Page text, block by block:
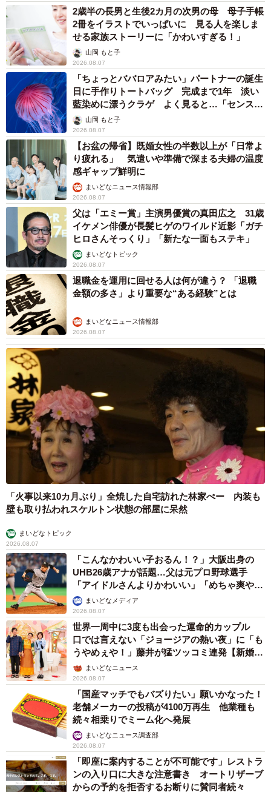
YouTubeチャンネル「ぷらいむの格ゲー挑戦状」を運営し
ている。なおさんの考えに共鳴する方はぜひチェックして
いただきたい。
ぷらいむさん関連情報
Twitterアカウント： https://twitter.com/SF4prime
YouTubeチャンネル「ぷらいむの格ゲー挑戦状」：
https://www.youtube.com/user/primebig
2歳半の長男と生後2カ月の次男の母 母子手帳
2冊をイラストでいっぱいに 見る人を楽しま
せる家族ストーリーに「かわいすぎる！」
山岡 もと子
2026.08.07
「ちょっとババロアみたい」パートナーの誕生
日に手作りトートバッグ 完成まで1年 淡い
藍染めに漂うクラゲ よく見ると…「センスす
ごい」山岡 もと子
2026.08.07
【お盆の帰省】既婚女性の半数以上が「日常よ
り疲れる」 気遣いや準備で深まる夫婦の温度
感ギャップ鮮明に
まいどなニュース情報部
2026.08.07
父は「エミー賞」主演男優賞の真田広之 31歳
イケメン俳優が長髪ヒゲのワイルド近影「ガチ
ヒロさんそっくり」「新たな一面もステキ」
まいどなトピック
2026.08.07
退職金を運用に回せる人は何が違う？ 「退職
金額の多さ」より重要な“ある経験”とは
まいどなニュース情報部
2026.08.07
「火事以来10カ月ぶり」全焼した自宅訪れた林家ぺー 内装も
壁も取り払われスケルトン状態の部屋に呆然
まいどなトピック
2026.08.07
「こんなかわいい子おるん！？」大阪出身の
UHB26歳アナが話題…父は元プロ野球選手
「アイドルさんよりかわいい」「めちゃ爽や
か」まいどなメディア
2026.08.07
世界一周中に3度も出会った運命的カップル
口では言えない「ジョージアの熱い夜」に「も
うやめぇや！」藤井が猛ツッコミ連発【新婚さ
ん】まいどなニュース
2026.08.07
「国産マッチでもバズりたい」願いかなった！
老舗メーカーの投稿が4100万再生 他業種も
続々相乗りでミーム化へ発展
まいどなニュース調査部
2026.08.07
「即座に案内することが不可能です」レストラ
ンの入り口に大きな注意書き オートリザーブ
からの予約を拒否するお断りに賛同者続々